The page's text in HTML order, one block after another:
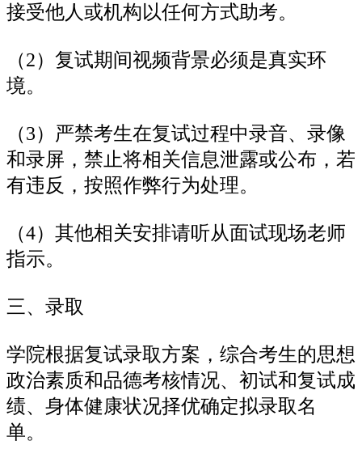
接受他人或机构以任何方式助考。
（2）复试期间视频背景必须是真实环
境。
（3）严禁考生在复试过程中录音、录像
和录屏，禁止将相关信息泄露或公布，若
有违反，按照作弊行为处理。
（4）其他相关安排请听从面试现场老师
指示。
三、录取
学院根据复试录取方案，综合考生的思想
政治素质和品德考核情况、初试和复试成
绩、身体健康状况择优确定拟录取名
单。